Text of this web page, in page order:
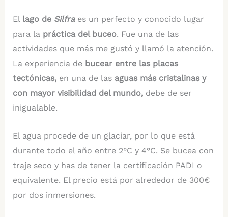
El lago de Silfraes un perfecto y conocido lugar
para la práctica del buceo. Fue una de las
actividades que más me gustó y llamó la atención.
La experiencia de bucear entre las placas
tectónicas,en una de las aguas más cristalinas y
con mayor visibilidad del mundo,debe de ser
inigualable.
El agua procede de un glaciar, por lo que está
durante todo el año entre 2°C y 4°C. Se bucea con
traje seco y has de tener la certificación PADI o
equivalente. El precio está por alrededor de 300€
por dos inmersiones.